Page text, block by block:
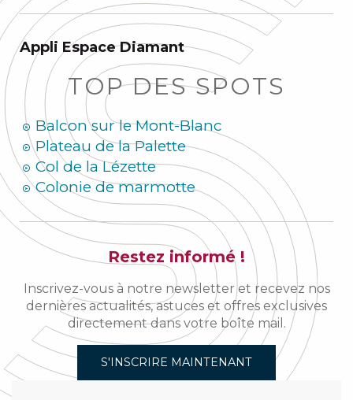
Appli Espace Diamant
TOP DES SPOTS
Balcon sur le Mont-Blanc
Plateau de la Palette
Col de la Lézette
Colonie de marmotte
Restez informé !
Inscrivez-vous à notre newsletter et recevez nos
dernières actualités, astuces et offres exclusives
directement dans votre boîte mail.
S'INSCRIRE MAINTENANT